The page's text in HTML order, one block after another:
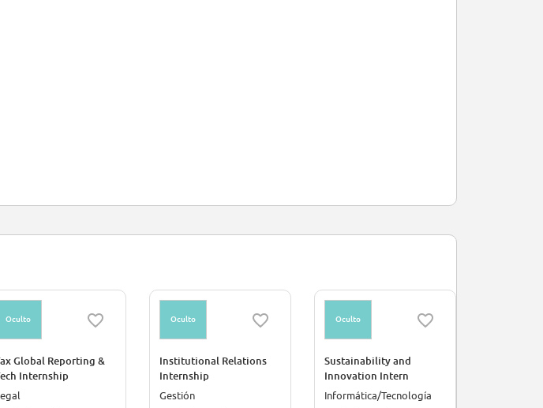
Oculto
Global Reporting &
Internship
Oculto
Institutional Relations
Internship
Gestión
Oculto
Sustainability and
Innovation Intern
Informática/Tecnología